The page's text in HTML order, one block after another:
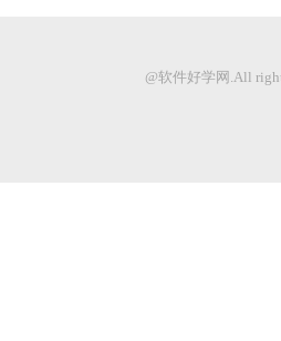
@软件好学网.All